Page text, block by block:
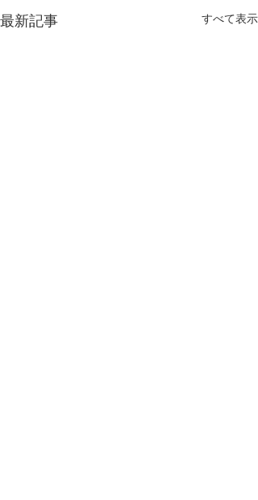
最新記事 すべて表示